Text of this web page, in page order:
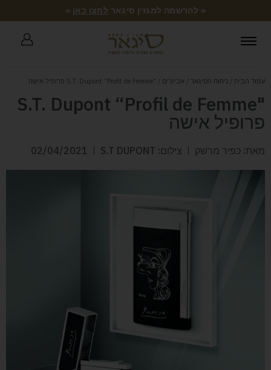
« להרשמה למגזין סיגאר לחצו כאן »
עמוד הבית / ניחוח הסיגאר / אביזרים / "S.T. Dupont “Profil de Femme פרופיל אישה
"S.T. Dupont “Profil de Femme
פרופיל אישה
מאת: כפיר מרשק צילום: S.T DUPONT 02/04/2021